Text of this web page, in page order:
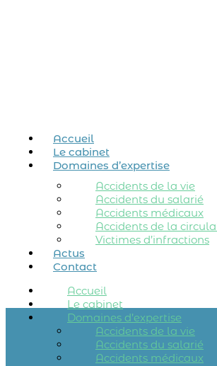
Accueil
Le cabinet
Domaines d’expertise
Accidents de la vie
Accidents du salarié
Accidents médicaux
Accidents de la
Victimes d’infractions
Actus
Contact
Accueil
Le cabinet
Domaines d’expertise
Accidents de la vie
Accidents du salarié
Accidents médicaux